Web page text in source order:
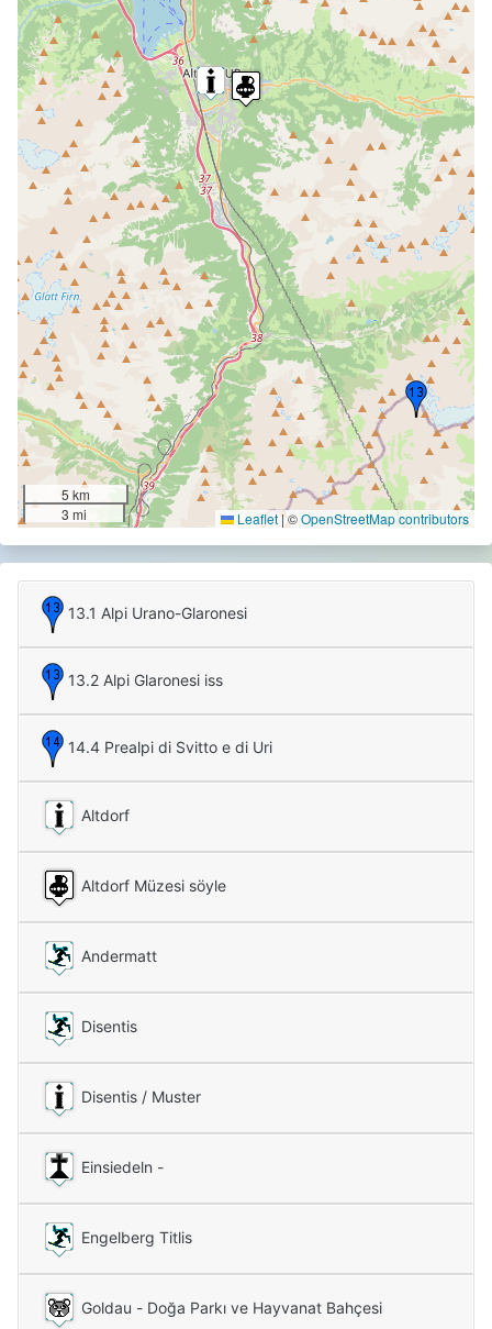
5 km
3 mi
Leaflet|©OpenStreetMap contributors
13.1 Alpi Urano-Glaronesi
13.2 Alpi Glaronesi iss
14.4 Prealpi di Svitto e di Uri
Altdorf
Altdorf Müzesi söyle
Andermatt
Disentis
Disentis / Muster
Einsiedeln -
Engelberg Titlis
Goldau - Doğa Parkı ve Hayvanat Bahçesi